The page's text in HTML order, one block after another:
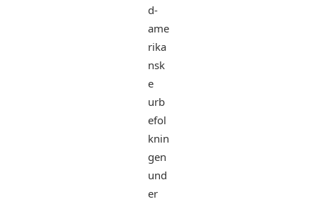
d-
ame
rika
nsk
e
urb
efol
knin
gen
und
er